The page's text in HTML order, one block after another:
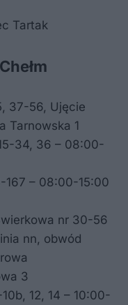
Tartak
37-56, Ujęcie
Tarnowska 1
34, 36 – 08:00-
167 – 08:00-15:00
nr 30-56
nn, obwód
3
12, 14 – 10:00-